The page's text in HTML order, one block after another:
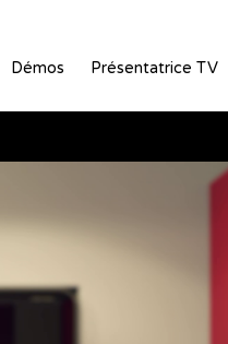
Démos Présentatrice TV